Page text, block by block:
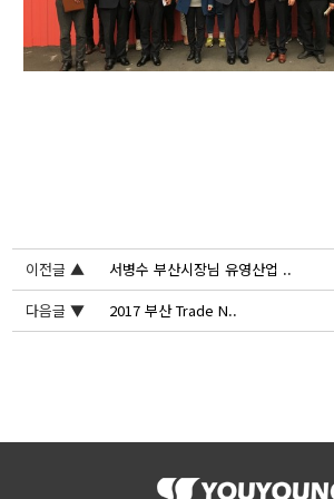
이전글 ▲ 서병수 부산시장님 유영산업 ..
다음글 ▼
2017 부산 Trade N..